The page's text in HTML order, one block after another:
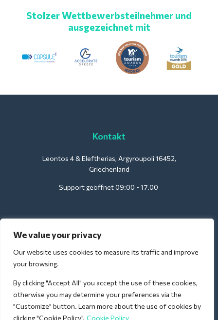
We value your privacy
Our website uses cookies to measure its traffic and improve
your browsing.
By clicking "Accept All" you accept the use of these cookies,
otherwise you may determine your preferences via the
"Customize" button. Learn more about the use of cookies by
clicking "Cookie Policy". Cookie Policy
Stolzer Wettbewerbsteilnehmer und
ausgezeichnet mit
Kontakt
Leontos 4 & Eleftherias, Argyroupoli 16452,
Griechenland
Support geöffnet 09:00 - 17.00
Für Hotels:
support@deliverback.com
Für den Flughafen:
airport@deliverback.com